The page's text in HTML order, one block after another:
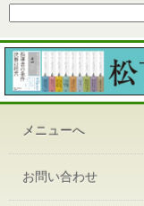
メニューへ
お問い合わせ